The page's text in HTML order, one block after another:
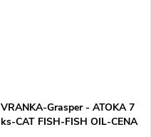
VRANKA-Grasper - ATOKA 7
ks-CAT FISH-FISH OIL-CENA